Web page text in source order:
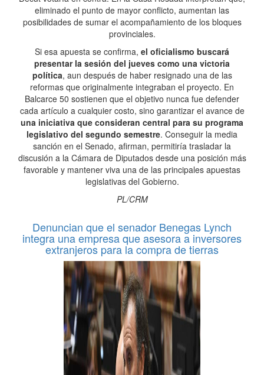
eliminado el punto de mayor conflicto, aumentan las
posibilidades de sumar el acompañamiento de los bloques
provinciales.
Si esa apuesta se confirma, el oficialismo buscará
presentar la sesión del jueves como una victoria
política, aun después de haber resignado una de las
reformas que originalmente integraban el proyecto. En
Balcarce 50 sostienen que el objetivo nunca fue defender
cada artículo a cualquier costo, sino garantizar el avance de
una iniciativa que consideran central para su programa
legislativo del segundo semestre. Conseguir la media
sanción en el Senado, afirman, permitiría trasladar la
discusión a la Cámara de Diputados desde una posición más
favorable y mantener viva una de las principales apuestas
legislativas del Gobierno.
PL/CRM
Denuncian que el senador Benegas Lynch
integra una empresa que asesora a inversores
extranjeros para la compra de tierras